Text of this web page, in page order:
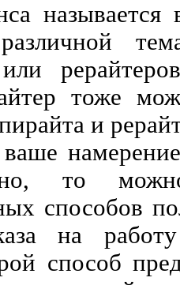
называется
тоже
и
то
способов
на
способ